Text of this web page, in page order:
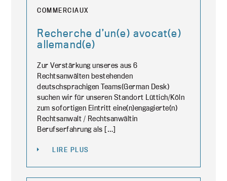
COMMERCIAUX
Recherche d’un(e) avocat(e)
allemand(e)
Zur Verstärkung unseres aus 6
Rechtsanwälten bestehenden
deutschsprachigen Teams(German Desk)
suchen wir für unseren Standort Lüttich/Köln
zum sofortigen Eintritt eine(n)engagierte(n)
Rechtsanwalt / Rechtsanwältin
Berufserfahrung als […]
LIRE PLUS